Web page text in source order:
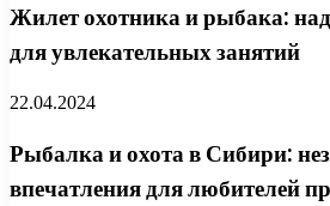
Жилет охотника и рыбака:
для увлекательных занятий
22.04.2024
Рыбалка и охота в Сибири:
впечатления для любителей